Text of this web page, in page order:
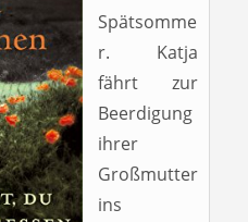
Spätsomme
r. Katja
fährt zur
Beerdigung
ihrer
Großmutter
ins